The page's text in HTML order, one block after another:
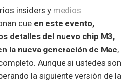
insiders y medios
que en este evento,
detalles del nuevo chip M3,
la nueva generación de Mac,
Aunque si ustedes son
la siguiente versión de la